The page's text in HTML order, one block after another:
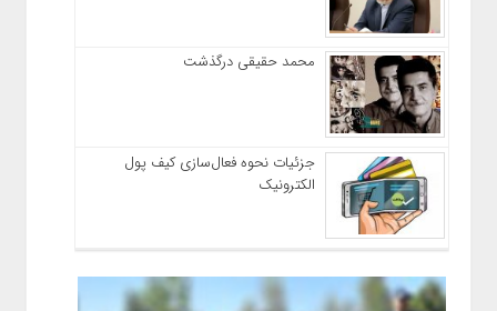
محمد حقیقی درگذشت
جزئیات نحوه فعال‌سازی کیف پول
الکترونیک